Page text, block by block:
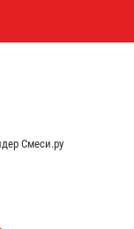
Смеси.ру